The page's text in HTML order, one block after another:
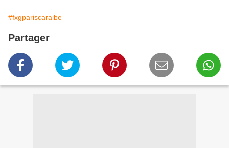
#fxgpariscaraibe
Partager